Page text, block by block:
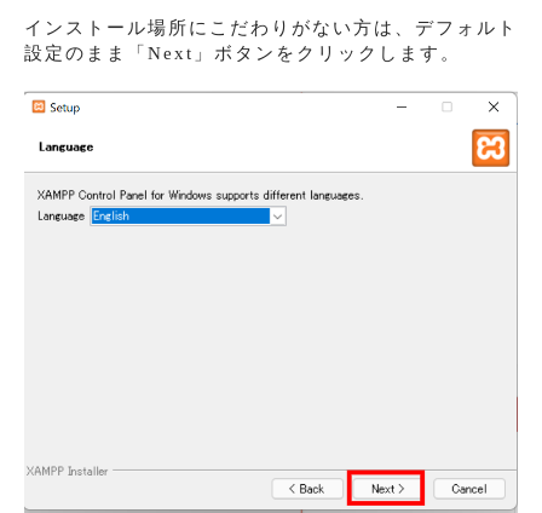
インストール場所にこだわりがない方は、デフォルト
設定のまま「Next」ボタンをクリックします。